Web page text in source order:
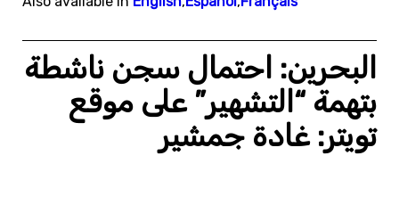
البحرين: احتمال سجن ناشطة
بتهمة “التشهير” على موقع
تويتر: غادة جمشير